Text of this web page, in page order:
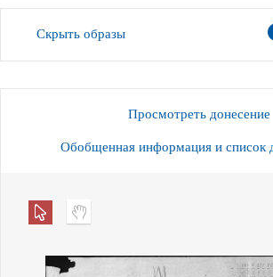
Скрыть образы
Просмотреть донесение
Обобщенная информация и список